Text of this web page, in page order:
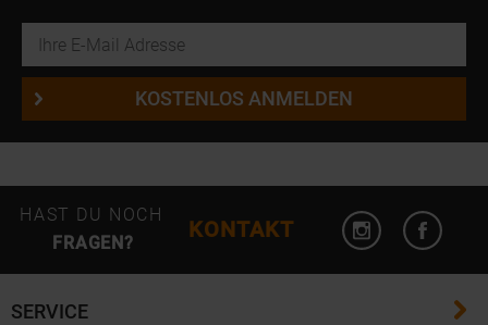
E-Mail Adresse
KOSTENLOS ANMELDEN
HAST DU NOCH
FRAGEN?
KONTAKT
Instagram
SERVICE